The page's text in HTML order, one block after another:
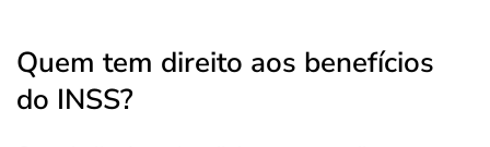
Quem tem direito aos benefícios
do INSS?